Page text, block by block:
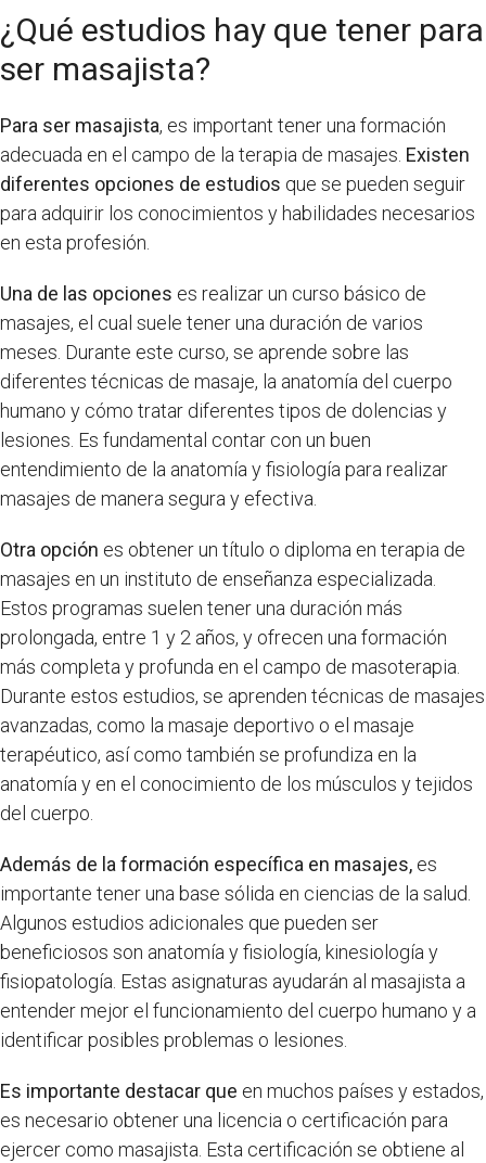
¿Qué estudios hay que tener para
ser masajista?
Para ser masajista, es important tener una formación
adecuada en el campo de la terapia de masajes. Existen
diferentes opciones de estudios que se pueden seguir
para adquirir los conocimientos y habilidades necesarios
en esta profesión.
Una de las opciones es realizar un curso básico de
masajes, el cual suele tener una duración de varios
meses. Durante este curso, se aprende sobre las
diferentes técnicas de masaje, la anatomía del cuerpo
humano y cómo tratar diferentes tipos de dolencias y
lesiones. Es fundamental contar con un buen
entendimiento de la anatomía y fisiología para realizar
masajes de manera segura y efectiva.
Otra opción es obtener un título o diploma en terapia de
masajes en un instituto de enseñanza especializada.
Estos programas suelen tener una duración más
prolongada, entre 1 y 2 años, y ofrecen una formación
más completa y profunda en el campo de masoterapia.
Durante estos estudios, se aprenden técnicas de masajes
avanzadas, como la masaje deportivo o el masaje
terapéutico, así como también se profundiza en la
anatomía y en el conocimiento de los músculos y tejidos
del cuerpo.
Además de la formación específica en masajes, es
importante tener una base sólida en ciencias de la salud.
Algunos estudios adicionales que pueden ser
beneficiosos son anatomía y fisiología, kinesiología y
fisiopatología. Estas asignaturas ayudarán al masajista a
entender mejor el funcionamiento del cuerpo humano y a
identificar posibles problemas o lesiones.
Es importante destacar que en muchos países y estados,
es necesario obtener una licencia o certificación para
ejercer como masajista. Esta certificación se obtiene al